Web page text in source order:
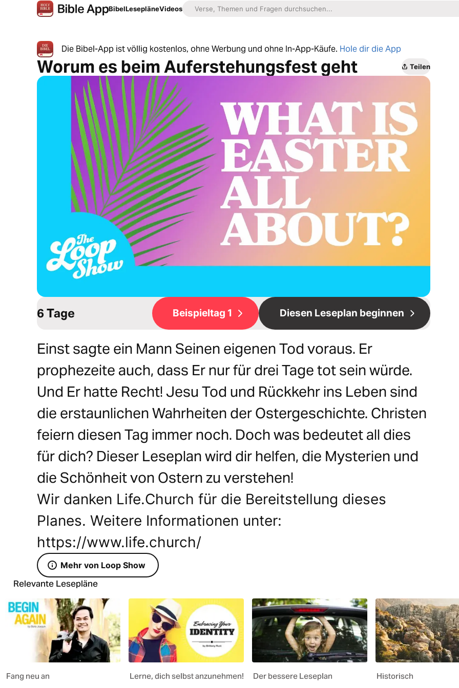
BibelLesepläneVideos
Die Bibel-App ist völlig kostenlos, ohne Werbung und ohne In-App-Käufe. Hole dir die App
Worum es beim Auferstehungsfest geht Teilen
6 Tage Beispieltag 1 Diesen Leseplan beginnen
Einst sagte ein Mann Seinen eigenen Tod voraus. Er
prophezeite auch, dass Er nur für drei Tage tot sein würde.
Und Er hatte Recht! Jesu Tod und Rückkehr ins Leben sind
die erstaunlichen Wahrheiten der Ostergeschichte. Christen
feiern diesen Tag immer noch. Doch was bedeutet all dies
für dich? Dieser Leseplan wird dir helfen, die Mysterien und
die Schönheit von Ostern zu verstehen!
Wir danken Life.Church für die Bereitstellung dieses
Planes. Weitere Informationen unter:
https://www.life.church/
Mehr von Loop Show
Relevante Lesepläne
Fang neu an Lerne, dich selbst anzunehmen! Der bessere Leseplan Historisch